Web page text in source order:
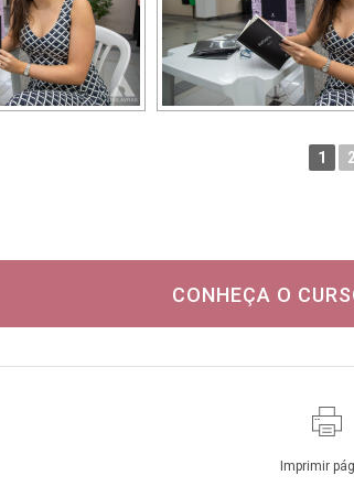
1
CONHEÇA O
Imprimir